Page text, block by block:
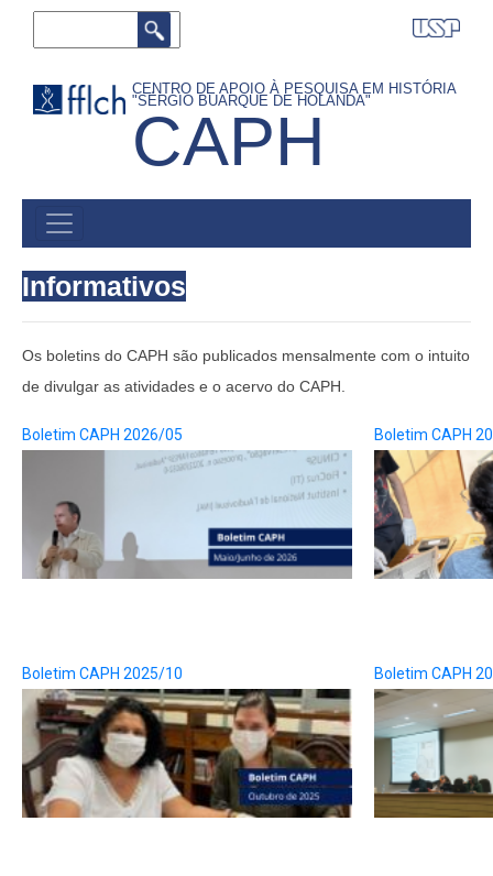
Pular
para
conteúdo
CENTRO DE APOIO À PESQUISA EM HISTÓRIA
"SÉRGIO BUARQUE DE HOLANDA"
CAPH
MAIN
MENU
Informativos
Os boletins do CAPH são publicados mensalmente com o intuito
de divulgar as atividades e o acervo do CAPH.
Boletim CAPH 2026/05 Boletim CAPH
Boletim CAPH 2025/10 Boletim CAPH